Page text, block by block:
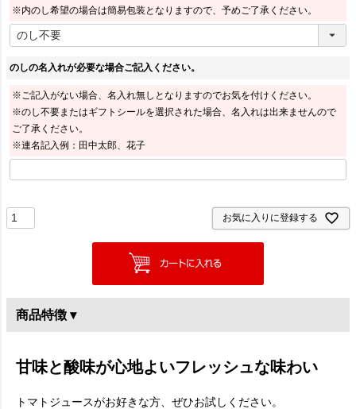
※内のし希望の場合は簡易包装となりますので、予めご了承ください。
のしの名入れが必要な場合ご記入ください。
※ご記入がない場合、名入れ無しとなりますのでお気を付けください。
※のし不要またはギフトシールを選択された場合、名入れは出来ませんので
ご了承ください。
※連名記入例：田中太郎、花子
お気に入りに登録する
商品特徴 ▾
甘味と酸味が心地よいフレッシュな味わい
トマトジュースがお好きな方、ぜひお試しください。